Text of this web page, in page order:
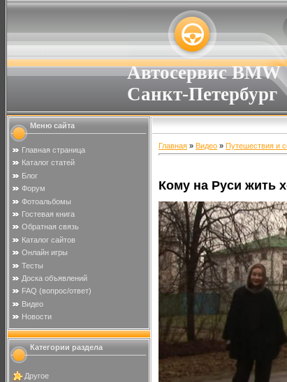
Автосервис BMW
Санкт-Петербург
Меню сайта
Главная страница
Каталог статей
Блог
Форум
Фотоальбомы
Гостевая книга
Обратная связь
Каталог сайтов
Онлайн игры
Тесты
Доска объявлений
FAQ (вопрос/ответ)
Видео
Новости
Категории раздела
Другое
Главная » Видео » Путешествия и
Кому на Руси жить